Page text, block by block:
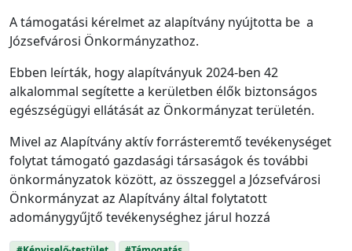
A támogatási kérelmet az alapítvány nyújtotta be a
Józsefvárosi Önkormányzathoz.
Ebben leírták, hogy alapítványuk 2024-ben 42
alkalommal segítette a kerületben élők biztonságos
egészségügyi ellátását az Önkormányzat területén.
Mivel az Alapítvány aktív forrásteremtő tevékenységet
folytat támogató gazdasági társaságok és további
önkormányzatok között, az összeggel a Józsefvárosi
Önkormányzat az Alapítvány által folytatott
adománygyűjtő tevékenységhez járul hozzá